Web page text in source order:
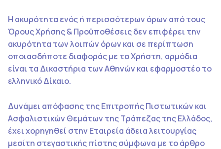
Η ακυρότητα ενός ή περισσότερων όρων από τους
Όρους Χρήσης & Προϋποθέσεις δεν επιφέρει την
ακυρότητα των λοιπών όρων και σε περίπτωση
οποιασδήποτε διαφοράς με το Χρήστη, αρμόδια
είναι τα Δικαστήρια των Αθηνών και εφαρμοστέο το
ελληνικό Δίκαιο.
Δυνάμει απόφασης της Επιτροπής Πιστωτικών και
Ασφαλιστικών Θεμάτων της Τράπεζας της Ελλάδος,
έχει χορηγηθεί στην Εταιρεία άδεια λειτουργίας
μεσίτη στεγαστικής πίστης σύμφωνα με το άρθρο